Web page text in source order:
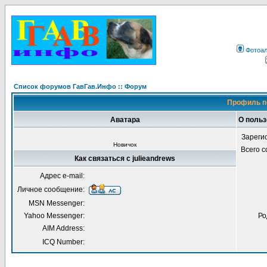
Список форумов ГавГав.Инфо :: Форум
Профиль
Аватара О
Новичок
Всего
Как связаться с julieandrews
Адрес e-mail:
Личное сообщение:
MSN Messenger:
Yahoo Messenger:
AIM Address:
ICQ Number: